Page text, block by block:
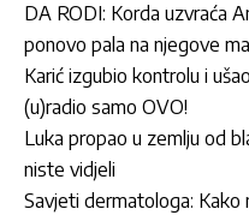
DA RODI: Korda uzvraća
ponovo pala na njegove
Karić izgubio kontrolu i
(u)radio samo OVO!
Luka propao u zemlju od
niste vidjeli
Savjeti dermatologa: Kako